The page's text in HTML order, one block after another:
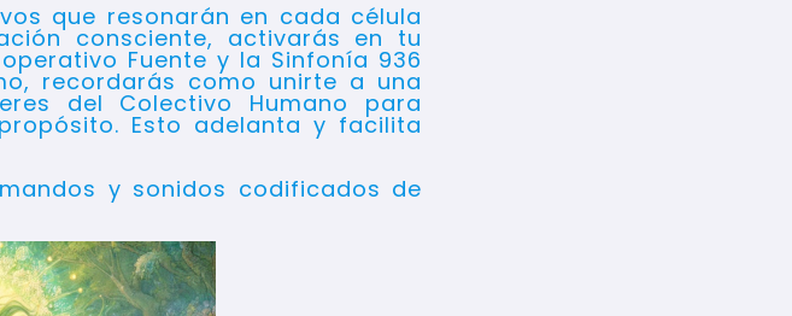
que resonarán en cada célula
consciente, activarás en tu
Fuente y la Sinfonía 936
recordarás como unirte a una
del Colectivo Humano para
Esto adelanta y facilita
y sonidos codificados de